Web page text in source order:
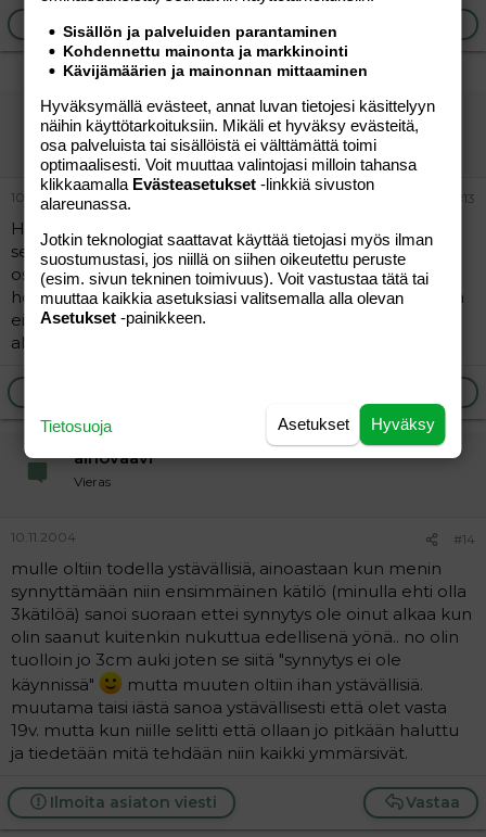
Ilmoita asiaton viesti
sanna-cata
Vieras
10.11.2004 #13
Hyvin kohdeltiin kun menin leikkaukseen ja pari päivää
sen jälkeen, mutta sitten taisivat unohtaa minun
osastolla oloni kokonaan. Ikänä en ollut pieniä vauvoja
hoitanut kaikki piti itse tehdä. Edes kakkavaipan vaihtoa
eivät tulleet neuvomaan. No tekemällä oppii. Hyvin se
alkoi kuitenkin sujumaan.
ainovaavi
Vieras
10.11.2004 #14
mulle oltiin todella ystävällisiä, ainoastaan kun menin
synnyttämään niin ensimmäinen kätilö (minulla ehti olla
3kätilöä) sanoi suoraan ettei synnytys ole oinut alkaa kun
olin saanut kuitenkin nukuttua edellisenä yönä.. no olin
tuolloin jo 3cm auki joten se siitä "synnytys ei ole
käynnissä"
mutta muuten oltiin ihan ystävällisiä.
muutama taisi iästä sanoa ystävällisesti että olet vasta
19v. mutta kun niille selitti että ollaan jo pitkään haluttu
ja tiedetään mitä tehdään niin kaikki ymmärsivät.
Vastaa
Ilmoita asiaton viesti
Sisällön ja palveluiden parantaminen
Kohdennettu mainonta ja markkinointi
Kävijämäärien ja mainonnan mittaaminen
Hyväksymällä evästeet, annat luvan tietojesi käsittelyyn
näihin käyttötarkoituksiin. Mikäli et hyväksy evästeitä,
osa palveluista tai sisällöistä ei välttämättä toimi
optimaalisesti. Voit muuttaa valintojasi milloin tahansa
klikkaamalla Evästeasetukset -linkkiä sivuston
alareunassa.
Jotkin teknologiat saattavat käyttää tietojasi myös ilman
suostumustasi, jos niillä on siihen oikeutettu peruste
(esim. sivun tekninen toimivuus). Voit vastustaa tätä tai
muuttaa kaikkia asetuksiasi valitsemalla alla olevan
Asetukset -painikkeen.
Hyväksy
Asetukset
Tietosuoja